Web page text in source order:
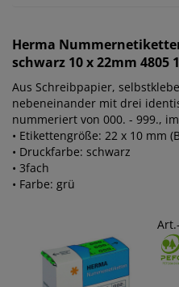
Herma
schwarz 10 x 22mm 4805
Aus Schreibpapier,
nebeneinander mit drei
nummeriert von 000. - 999.,
• Etikettengröße: 22 x 10 mm
• Druckfarbe: schwarz
• 3fach
• Farbe: grü